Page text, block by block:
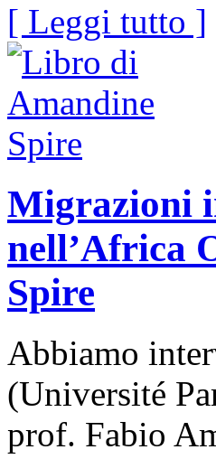
[ Leggi tutto ]
Migrazioni
nell’Africa
Spire
Abbiamo
(Université
prof. Fabio